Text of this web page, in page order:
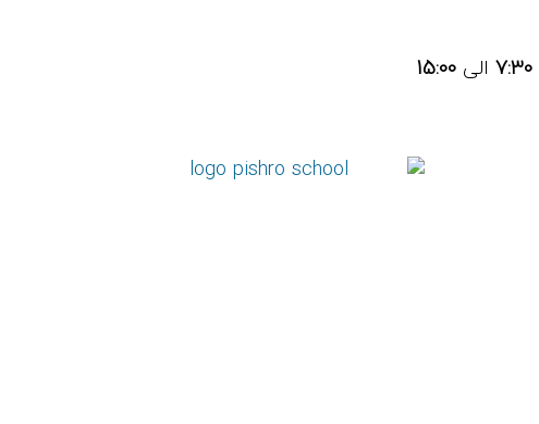
7:30 الی 15:00